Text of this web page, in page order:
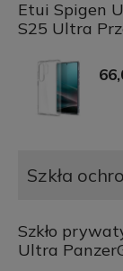
Etui Spigen
S25 Ultra
Szkła
Szkło
Ultra